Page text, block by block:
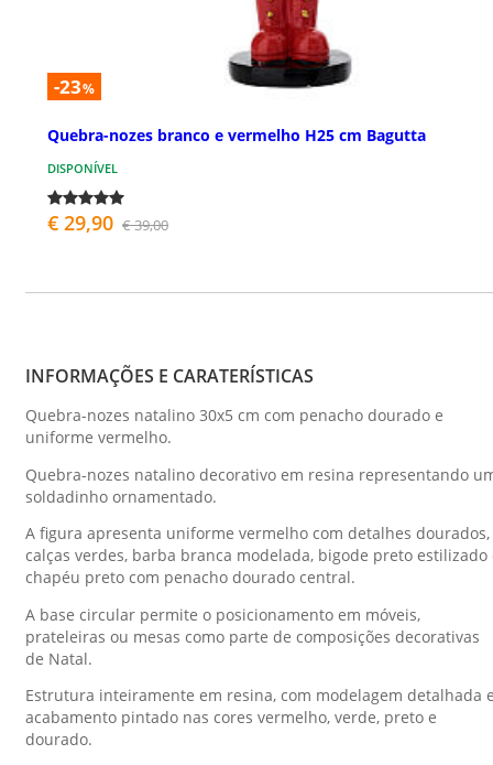
-23%
Quebra-nozes branco e vermelho H25 cm Bagutta
DISPONÍVEL
€ 29,90 € 39,00
INFORMAÇÕES E CARATERÍSTICAS
Quebra-nozes natalino 30x5 cm com penacho dourado e
uniforme vermelho.
Quebra-nozes natalino decorativo em resina representando
soldadinho ornamentado.
A figura apresenta uniforme vermelho com detalhes dourados,
calças verdes, barba branca modelada, bigode preto estilizado
chapéu preto com penacho dourado central.
A base circular permite o posicionamento em móveis,
prateleiras ou mesas como parte de composições decorativas
de Natal.
Estrutura inteiramente em resina, com modelagem detalhada
acabamento pintado nas cores vermelho, verde, preto e
dourado.